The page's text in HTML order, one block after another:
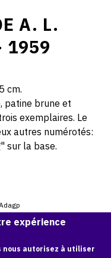
A. L.
1959
cm.
patine brune et
exemplaires. Le
autres numérotés:
" sur la base.
expérience
nous autorisez à utiliser